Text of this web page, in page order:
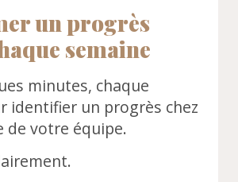
un progrès
semaine
minutes, chaque
identifier un progrès chez
de votre équipe.